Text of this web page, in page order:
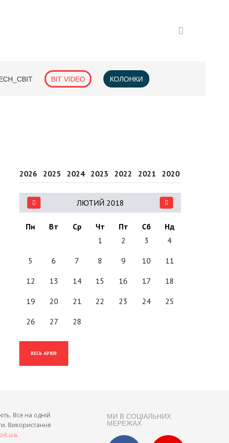
BIT VIDEO КОЛОНКИ
2026 2025 2024 2023 2022 2021 2020
ЛЮТИЙ 2018
Пн Вт Ср Чт Пт Сб
Нд
1
2 3 4
5 6 7 8 9 10 11
12 13 14 15 16 17 18
19 20 21 22 23 24 25
26 27 28
ВЕСЬ АРХІВ
МИ В СОЦІАЛЬНИХ
МЕРЕЖАХ
Все на одній
Використання
bit.ua.